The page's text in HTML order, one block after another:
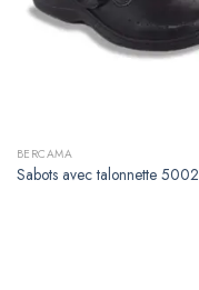
BERCAMA
Sabots avec talonnette 5002